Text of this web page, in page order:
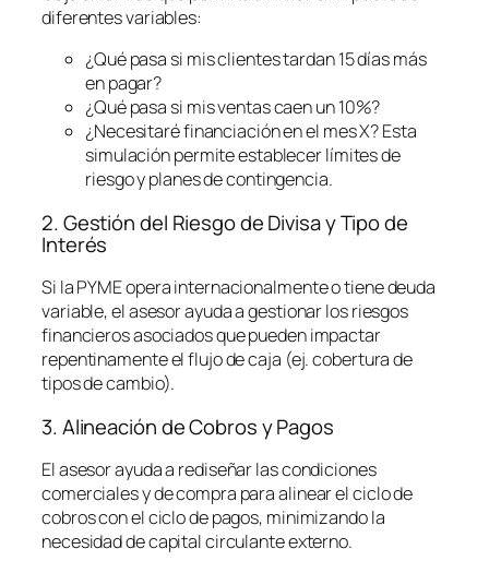
diferentes variables:
¿Qué pasa si mis clientes tardan 15 días más
en pagar?
¿Qué pasa si mis ventas caen un 10%?
¿Necesitaré financiación en el mes X? Esta
simulación permite establecer límites de
riesgo y planes de contingencia.
2. Gestión del Riesgo de Divisa y Tipo de
Interés
Si la PYME opera internacionalmente o tiene deuda
variable, el asesor ayuda a gestionar los riesgos
financieros asociados que pueden impactar
repentinamente el flujo de caja (ej. cobertura de
tipos de cambio).
3. Alineación de Cobros y Pagos
El asesor ayuda a rediseñar las condiciones
comerciales y de compra para alinear el ciclo de
cobros con el ciclo de pagos, minimizando la
necesidad de capital circulante externo.